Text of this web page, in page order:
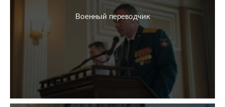
Военный переводчик